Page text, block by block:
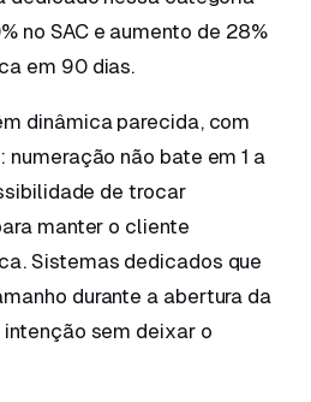
no SAC e aumento de 28%
em 90 dias.
dinâmica parecida, com
não bate em 1 a
de trocar
manter o cliente
Sistemas dedicados que
durante a abertura da
sem deixar o